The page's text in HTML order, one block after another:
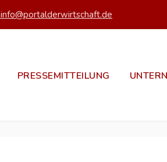
info@portalderwirtschaft.de
PRESSEMITTEILUNG